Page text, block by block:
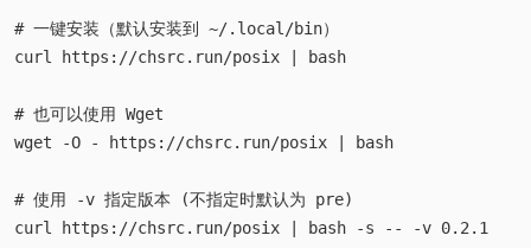
# 一键安装（默认安装到 ~/.local/bin）
curl https://chsrc.run/posix | bash
# 也可以使用 Wget
wget -O - https://chsrc.run/posix | bash
# 使用 -v 指定版本 (不指定时默认为 pre)